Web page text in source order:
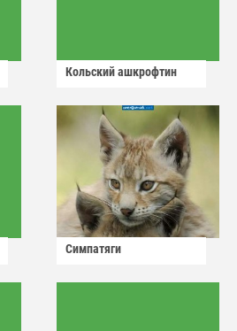
Кольский ашкрофтин
Симпатяги